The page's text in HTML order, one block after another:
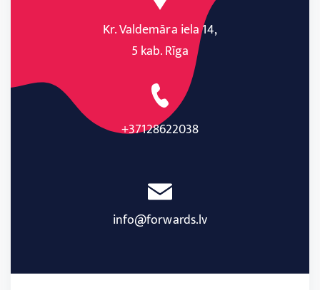
Kr. Valdemāra iela 14,
5 kab. Rīga
+37128622038
info@forwards.lv